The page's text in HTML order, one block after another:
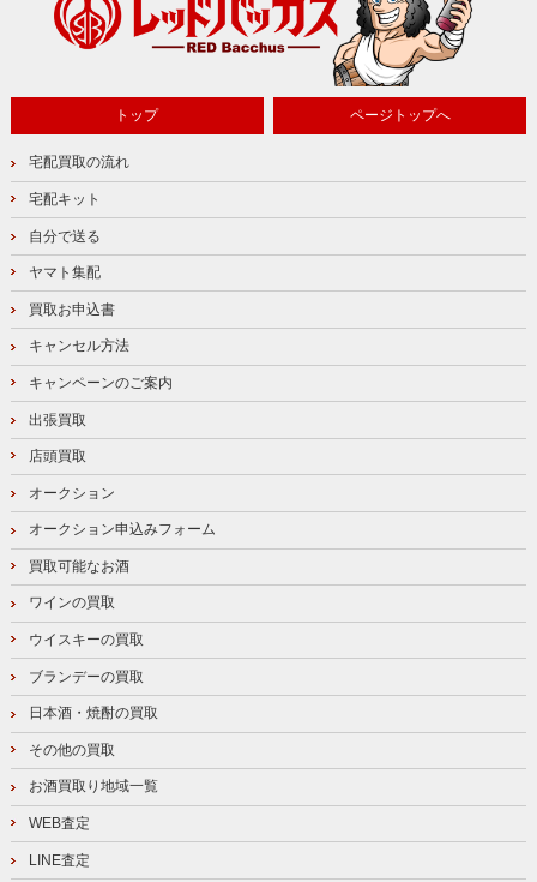
トップ ページトップへ
宅配買取の流れ
宅配キット
自分で送る
ヤマト集配
買取お申込書
キャンセル方法
キャンペーンのご案内
出張買取
店頭買取
オークション
オークション申込みフォーム
買取可能なお酒
ワインの買取
ウイスキーの買取
ブランデーの買取
日本酒・焼酎の買取
その他の買取
お酒買取り地域一覧
WEB査定
LINE査定